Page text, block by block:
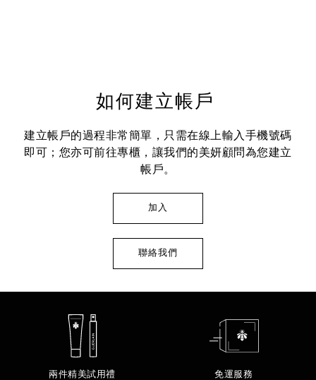
如何建立帳戶
建立帳戶的過程非常簡單，只需在線上輸入手機號碼
即可；您亦可前往專櫃，讓我們的美妍顧問為您建立
帳戶。
加入
聯絡我們
兩件精美試用禮 免運服務